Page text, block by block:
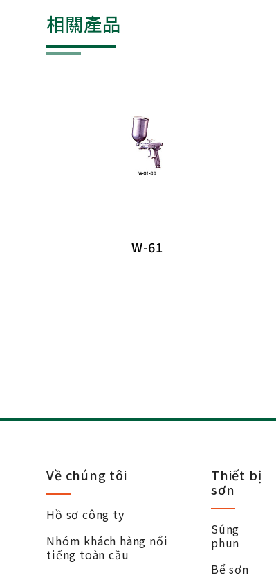
相關產品
W-61
Về chúng tôi
Hồ sơ công ty
Nhóm khách hàng nổi
tiếng toàn cầu
Thiết bị
sơn
Súng
phun
Bể sơn